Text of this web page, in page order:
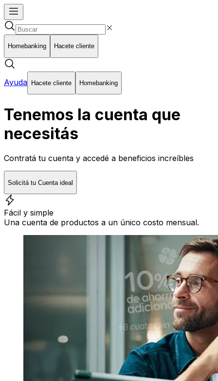
Homebanking Hacete cliente
Ayuda Hacete cliente Homebanking
Tenemos la cuenta que
necesitás
Contratá tu cuenta y accedé a beneficios increíbles
Solicitá tu Cuenta ideal
Fácil y simple
Una cuenta de productos a un único costo mensual.